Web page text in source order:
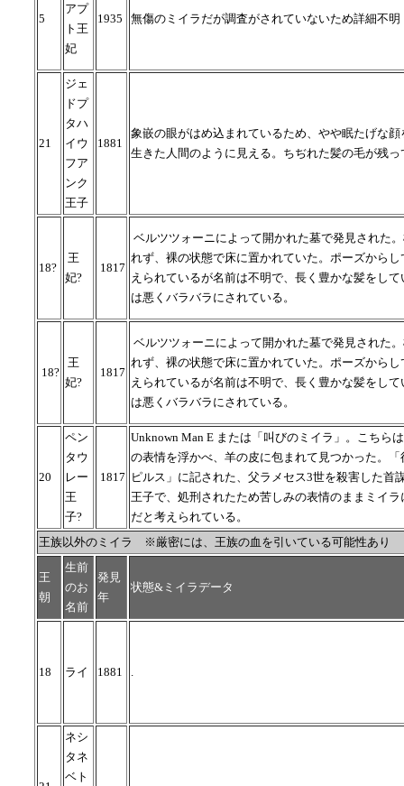
5
アプ
ト王
妃
1935 無傷のミイラだが調査がされていないため詳細不明
21
ジェ
ドプ
タハ
イウ
フア
ンク
王子
1881
象嵌の眼がはめ込まれているため、やや眠たげな顔
生きた人間のように見える。ちぢれた髪の毛が残っ
18?
王
妃?
1817
ベルツツォーニによって開かれた墓で発見された
れず、裸の状態で床に置かれていた。ポーズからし
えられているが名前は不明で、長く豊かな髪をして
は悪くバラバラにされている。
18?
王
妃?
1817
ベルツツォーニによって開かれた墓で発見された
れず、裸の状態で床に置かれていた。ポーズからし
えられているが名前は不明で、長く豊かな髪をして
は悪くバラバラにされている。
20
ペン
タウ
レー
王
子?
1817
Unknown Man E または「叫びのミイラ」。こちら
の表情を浮かべ、羊の皮に包まれて見つかった。「
ピルス」に記された、父ラメセス3世を殺害した首
王子で、処刑されたため苦しみの表情のままミイラ
だと考えられている。
王族以外のミイラ ※厳密には、王族の血を引いている可能性あり
王
朝
生前
のお
名前
発見
年
状態&ミイラデータ
18 ライ 1881
ネシ
タネ
ベト